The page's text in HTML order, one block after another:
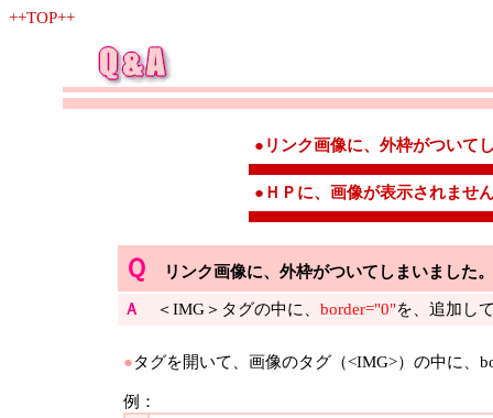
++TOP++
●リンク画像に、外枠がついて
●ＨＰに、画像が表示されませ
Ｑ リンク画像に、外枠がついてしまいました
Ａ ＜IMG＞タグの中に、 border="0"を、追加し
●タグを開いて、画像のタグ（<IMG>）の中に、
例：